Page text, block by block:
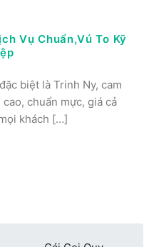
Vụ Chuẩn,Vú To Kỹ
biệt là Trinh Ny, cam
chuẩn mực, giá cả
khách […]